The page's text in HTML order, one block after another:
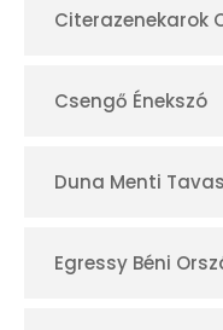
r
Citerazenekarok
Csengő Énekszó
Duna Menti
Egressy Béni